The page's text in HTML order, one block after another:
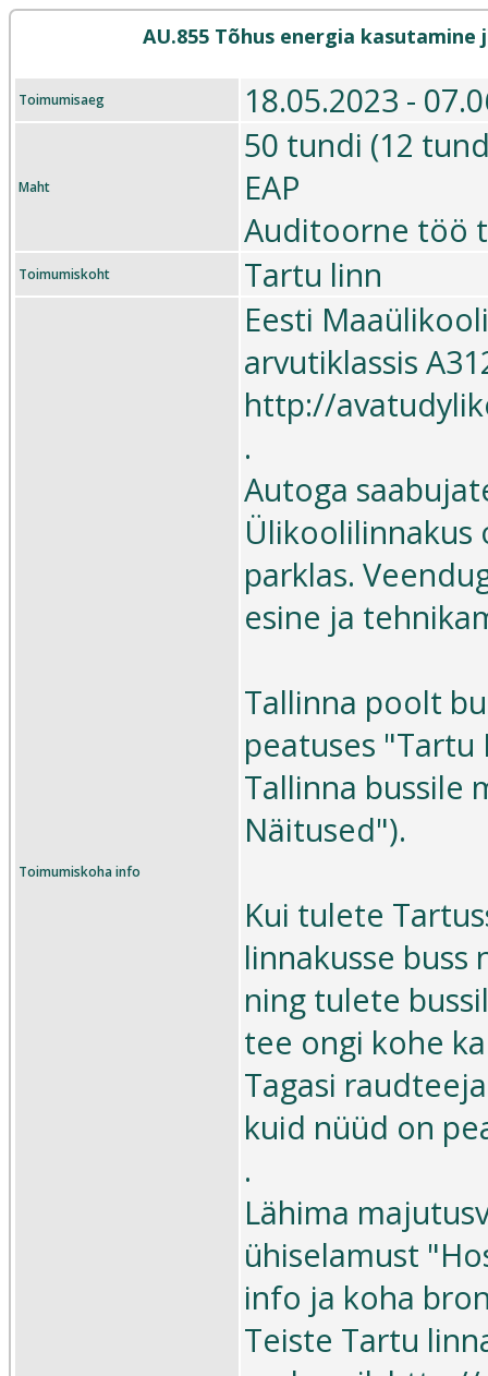
AU.855 Tõhus energia
Toimumisaeg 18.05.2023 -
Maht
50 tundi (12
EAP
Auditoorne töö
Toimumiskoht Tartu linn
Toimumiskoha info
Eesti
arvutiklassis
http://
.
Autoga
Ülikoolilinnakus
parklas.
esine ja
Tallinna poolt
peatuses "Tartu
Tallinna bussile
Näitused").
Kui tulete
linnakusse buss
ning tulete
tee ongi kohe
Tagasi
kuid nüüd on
.
Lähima
ühiselamust
info ja koha
Teiste Tartu